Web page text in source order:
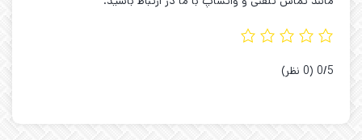
‫0/5 ‫(0 نظر)